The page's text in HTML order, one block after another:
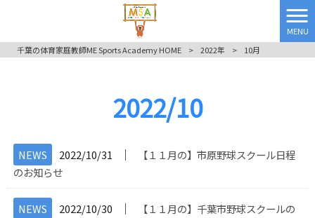
MENU
千葉の体育家庭教師ME Sports Academy HOME
> 2022年 > 10月
2022/10
NEWS 2022/10/31 │
【１１月の】市原野球スクール日程
のお知らせ
NEWS 2022/10/30 │
【１１月の】千葉市野球スクールの